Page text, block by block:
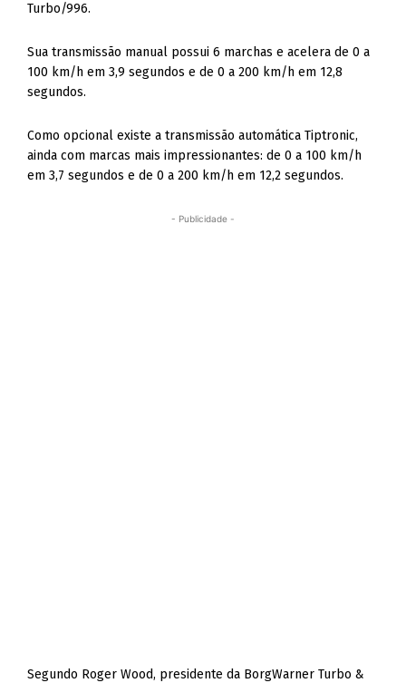
Turbo/996.
Sua transmissão manual possui 6 marchas e acelera de 0 a
100 km/h em 3,9 segundos e de 0 a 200 km/h em 12,8
segundos.
Como opcional existe a transmissão automática Tiptronic,
ainda com marcas mais impressionantes: de 0 a 100 km/h
em 3,7 segundos e de 0 a 200 km/h em 12,2 segundos.
- Publicidade -
Segundo Roger Wood, presidente da BorgWarner Turbo &